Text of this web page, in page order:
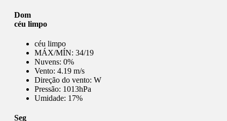
Dom
céu limpo
céu limpo
MÁX/MÍN: 34/19
Nuvens: 0%
Vento: 4.19 m/s
Direção do vento: W
Pressão: 1013hPa
Umidade: 17%
Seg